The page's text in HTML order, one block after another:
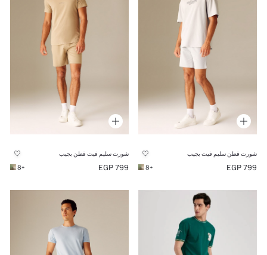
شورت قطن سليم فيت بجيب
799 EGP
+8
شورت سليم فيت قطن بجيب
799 EGP
+8